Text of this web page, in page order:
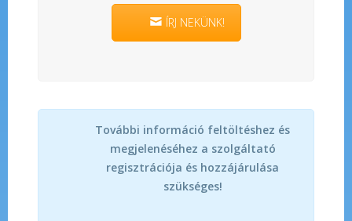
ÍRJ NEKÜNK!
További információ feltöltéshez és
megjelenéséhez a szolgáltató
regisztrációja és hozzájárulása
szükséges!